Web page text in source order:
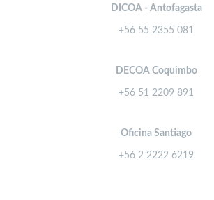
DICOA - Antofagasta
+56 55 2355 081
DECOA Coquimbo
+56 51 2209 891
Oficina Santiago
+56 2 2222 6219